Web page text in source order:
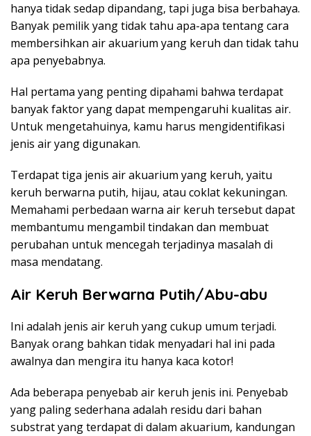
hanya tidak sedap dipandang, tapi juga bisa berbahaya.
Banyak pemilik yang tidak tahu apa-apa tentang cara
membersihkan air akuarium yang keruh dan tidak tahu
apa penyebabnya.
Hal pertama yang penting dipahami bahwa terdapat
banyak faktor yang dapat mempengaruhi kualitas air.
Untuk mengetahuinya, kamu harus mengidentifikasi
jenis air yang digunakan.
Terdapat tiga jenis air akuarium yang keruh, yaitu
keruh berwarna putih, hijau, atau coklat kekuningan.
Memahami perbedaan warna air keruh tersebut dapat
membantumu mengambil tindakan dan membuat
perubahan untuk mencegah terjadinya masalah di
masa mendatang.
Air Keruh Berwarna Putih/Abu-abu
Ini adalah jenis air keruh yang cukup umum terjadi.
Banyak orang bahkan tidak menyadari hal ini pada
awalnya dan mengira itu hanya kaca kotor!
Ada beberapa penyebab air keruh jenis ini. Penyebab
yang paling sederhana adalah residu dari bahan
substrat yang terdapat di dalam akuarium, kandungan